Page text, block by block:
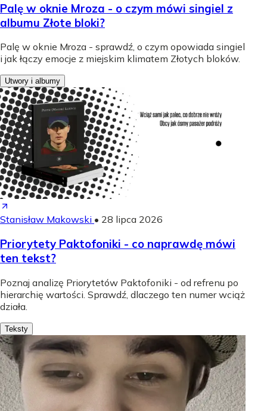
Palę w oknie Mroza - o czym mówi singiel z
albumu Złote bloki?
Palę w oknie Mroza - sprawdź, o czym opowiada singiel
i jak łączy emocje z miejskim klimatem Złotych bloków.
Utwory i albumy
Stanisław Makowski • 28 lipca 2026
Priorytety Paktofoniki - co naprawdę mówi
ten tekst?
Poznaj analizę Priorytetów Paktofoniki - od refrenu po
hierarchię wartości. Sprawdź, dlaczego ten numer wciąż
działa.
Teksty